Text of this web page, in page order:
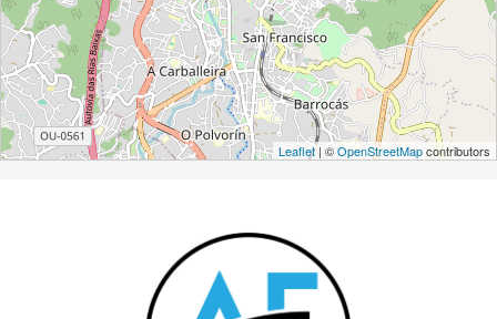
Leaflet| ©OpenStreetMapcontributors